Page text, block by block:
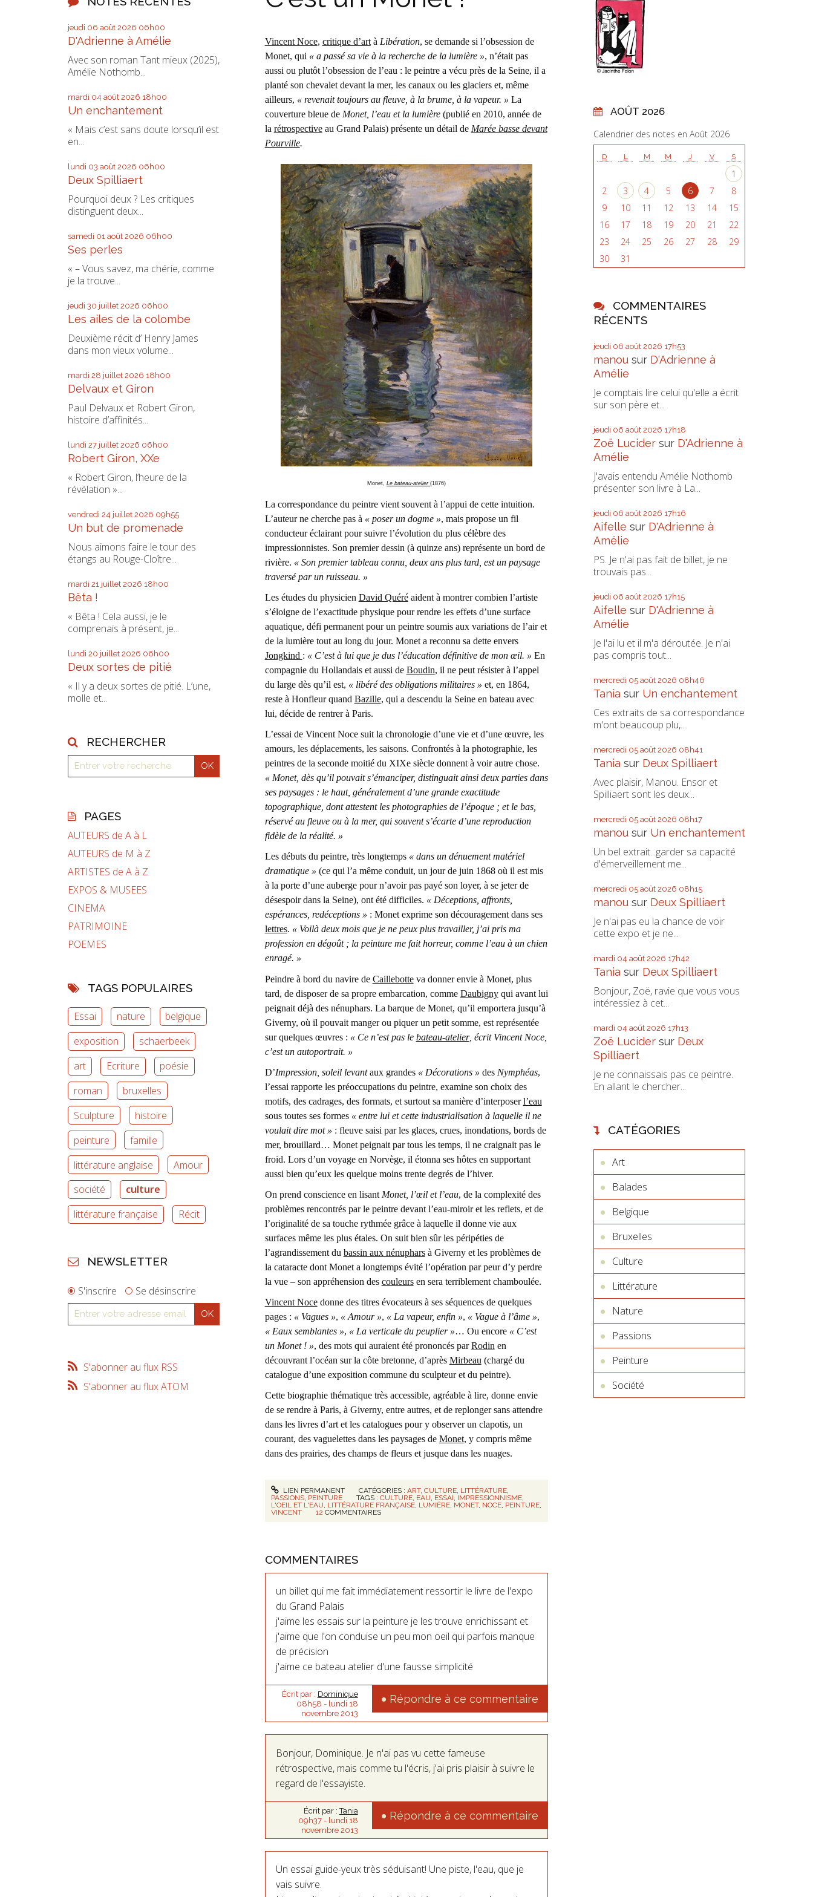
jeudi 06 août 2026 06h00
D'Adrienne à Amélie
Avec son roman Tant mieux (2025),
Amélie Nothomb...
mardi 04 août 2026 18h00
Un enchantement
« Mais c’est sans doute lorsqu’il est
en...
lundi 03 août 2026 06h00
Deux Spilliaert
Pourquoi deux ? Les critiques
distinguent deux...
samedi 01 août 2026 06h00
Ses perles
« – Vous savez, ma chérie, comme
je la trouve...
jeudi 30 juillet 2026 06h00
Les ailes de la colombe
Deuxième récit d’ Henry James
dans mon vieux volume...
mardi 28 juillet 2026 18h00
Delvaux et Giron
Paul Delvaux et Robert Giron,
histoire d’affinités...
lundi 27 juillet 2026 06h00
Robert Giron, XXe
« Robert Giron, l’heure de la
révélation »...
vendredi 24 juillet 2026 09h55
Un but de promenade
Nous aimons faire le tour des
étangs au Rouge-Cloître...
mardi 21 juillet 2026 18h00
Bêta !
« Bêta ! Cela aussi, je le
comprenais à présent, je...
lundi 20 juillet 2026 06h00
Deux sortes de pitié
« Il y a deux sortes de pitié. L’une,
molle et...
RECHERCHER
PAGES
AUTEURS de A à L
AUTEURS de M à Z
ARTISTES de A à Z
EXPOS & MUSEES
CINEMA
PATRIMOINE
POEMES
TAGS POPULAIRES
Essai nature
belgique
exposition
schaerbeek
art
Ecriture
poésie
roman
bruxelles
Sculpture
histoire
peinture
famille
littérature anglaise
Amour
société
culture
littérature française
Récit
NEWSLETTER
S'inscrire Se désinscrire
S'abonner au flux RSS
S'abonner au flux ATOM
Vincent Noce, critique d’artà Libération, se demande si l’obsession de
Monet, qui « a passé sa vie à la recherche de la lumière », n’était pas
aussi ou plutôt l’obsession de l’eau : le peintre a vécu près de la Seine, il a
planté son chevalet devant la mer, les canaux ou les glaciers et, même
ailleurs, « revenait toujours au fleuve, à la brume, à la vapeur. » La
couverture bleue de Monet, l’eau et la lumière(publié en 2010, année de
la rétrospectiveau Grand Palais) présente un détail de Marée basse devant
Pourville.
Monet, Le bateau-atelier (1876)
La correspondance du peintre vient souvent à l’appui de cette intuition.
L’auteur ne cherche pas à « poser un dogme », mais propose un fil
conducteur éclairant pour suivre l’évolution du plus célèbre des
impressionnistes. Son premier dessin (à quinze ans) représente un bord de
rivière. « Son premier tableau connu, deux ans plus tard, est un paysage
traversé par un ruisseau. »
Les études du physicien David Quéréaident à montrer combien l’artiste
s’éloigne de l’exactitude physique pour rendre les effets d’une surface
aquatique, défi permanent pour un peintre soumis aux variations de l’air et
de la lumière tout au long du jour. Monet a reconnu sa dette envers
Jongkind : « C’est à lui que je dus l’éducation définitive de mon œil. » En
compagnie du Hollandais et aussi de Boudin, il ne peut résister à l’appel
du large dès qu’il est, « libéré des obligations militaires » et, en 1864,
reste à Honfleur quand Bazille, qui a descendu la Seine en bateau avec
lui, décide de rentrer à Paris.
L’essai de Vincent Noce suit la chronologie d’une vie et d’une œuvre, les
amours, les déplacements, les saisons. Confrontés à la photographie, les
peintres de la seconde moitié du XIXe siècle donnent à voir autre chose.
« Monet, dès qu’il pouvait s’émanciper, distinguait ainsi deux parties dans
ses paysages : le haut, généralement d’une grande exactitude
topographique, dont attestent les photographies de l’époque ; et le bas,
réservé au fleuve ou à la mer, qui souvent s’écarte d’une reproduction
fidèle de la réalité. »
Les débuts du peintre, très longtemps « dans un dénuement matériel
dramatique » (ce qui l’a même conduit, un jour de juin 1868 où il est mis
à la porte d’une auberge pour n’avoir pas payé son loyer, à se jeter de
désespoir dans la Seine), ont été difficiles. « Déceptions, affronts,
espérances, redéceptions » : Monet exprime son découragement dans ses
lettres. « Voilà deux mois que je ne peux plus travailler, j’ai pris ma
profession en dégoût ; la peinture me fait horreur, comme l’eau à un chien
enragé. »
Peindre à bord du navire de Caillebotteva donner envie à Monet, plus
tard, de disposer de sa propre embarcation, comme Daubignyqui avant lui
peignait déjà des nénuphars. La barque de Monet, qu’il emportera jusqu’à
Giverny, où il pouvait manger ou piquer un petit somme, est représentée
sur quelques œuvres : « Ce n’est pas le bateau-atelier, écrit Vincent Noce,
c’est un autoportrait. »
D’Impression, soleil levantaux grandes « Décorations » des Nymphéas,
l’essai rapporte les préoccupations du peintre, examine son choix des
motifs, des cadrages, des formats, et surtout sa manière d’interposerl’eau
sous toutes ses formes « entre lui et cette industrialisation à laquelle il ne
voulait dire mot » : fleuve saisi par les glaces, crues, inondations, bords de
mer, brouillard… Monet peignait par tous les temps, il ne craignait pas le
froid. Lors d’un voyage en Norvège, il étonna ses hôtes en supportant
aussi bien qu’eux les quelque moins trente degrés de l’hiver.
On prend conscience en lisant Monet, l’œil et l’eau, de la complexité des
problèmes rencontrés par le peintre devant l’eau-miroir et les reflets, et de
l’originalité de sa touche rythmée grâce à laquelle il donne vie aux
surfaces même les plus étales. On suit bien sûr les péripéties de
l’agrandissement du bassin aux nénupharsà Giverny et les problèmes de
la cataracte dont Monet a longtemps évité l’opération par peur d’y perdre
la vue – son appréhension des couleursen sera terriblement chamboulée.
Vincent Nocedonne des titres évocateurs à ses séquences de quelques
pages : « Vagues », « Amour », « La vapeur, enfin », « Vague à l’âme »,
« Eaux semblantes », « La verticale du peuplier »… Ou encore « C’est
un Monet ! », des mots qui auraient été prononcés parRodin en
découvrant l’océan sur la côte bretonne, d’après Mirbeau (chargé du
catalogue d’une exposition commune du sculpteur et du peintre).
Cette biographie thématique très accessible, agréable à lire, donne envie
de se rendre à Paris, à Giverny, entre autres, et de replonger sans attendre
dans les livres d’art et les catalogues pour y observer un clapotis, un
courant, des vaguelettes dans les paysages de Monet, y compris même
dans des prairies, des champs de fleurs et jusque dans les nuages.
LIEN PERMANENT CATÉGORIES :ART,CULTURE, LITTÉRATURE,
PASSIONS, PEINTURE TAGS : CULTURE, EAU, ESSAI, IMPRESSIONNISME,
L'OEIL ET L'EAU, LITTÉRATURE FRANÇAISE, LUMIÈRE, MONET, NOCE, PEINTURE,
VINCENT
12 COMMENTAIRES
COMMENTAIRES
un billet qui me fait immédiatement ressortir le livre de l'expo
du Grand Palais
j'aime les essais sur la peinture je les trouve enrichissant et
j'aime que l'on conduise un peu mon oeil qui parfois manque
de précision
j'aime ce bateau atelier d'une fausse simplicité
Écrit par : Dominique
08h58 - lundi 18
novembre 2013
Répondre à ce commentaire
Bonjour, Dominique. Je n'ai pas vu cette fameuse
rétrospective, mais comme tu l'écris, j'ai pris plaisir à suivre le
regard de l'essayiste.
Écrit par :Tania
09h37- lundi 18
novembre 2013
Répondre à ce commentaire
Un essai guide-yeux très séduisant! Une piste, l'eau, que je
vais suivre.
AOÛT 2026
Calendrier des notes en Août 2026
D L M M J V S
1
2
3 4 5 6 7
8
9
10 11 12 13 14
15
16
17 18 19 20 21
22
23
24 25 26 27 28
29
30
31
COMMENTAIRES
RÉCENTS
jeudi 06 août 2026 17h53
manousur D'Adrienne à
Amélie
Je comptais lire celui qu'elle a écrit
sur son père et...
jeudi 06 août 2026 17h18
Zoë Lucidersur D'Adrienne à
Amélie
J'avais entendu Amélie Nothomb
présenter son livre à La...
jeudi 06 août 2026 17h16
Aifelle sur D'Adrienne à
Amélie
PS. Je n'ai pas fait de billet, je ne
trouvais pas...
jeudi 06 août 2026 17h15
Aifelle sur D'Adrienne à
Amélie
Je l'ai lu et il m'a déroutée. Je n'ai
pas compris tout...
mercredi 05 août 2026 08h46
Tania sur Un enchantement
Ces extraits de sa correspondance
m'ont beaucoup plu,...
mercredi 05 août 2026 08h41
Tania sur Deux Spilliaert
Avec plaisir, Manou. Ensor et
Spilliaert sont les deux...
mercredi 05 août 2026 08h17
manousur Un enchantement
Un bel extrait...garder sa capacité
d'émerveillement me...
mercredi 05 août 2026 08h15
manousur Deux Spilliaert
Je n'ai pas eu la chance de voir
cette expo et je ne...
mardi 04 août 2026 17h42
Tania sur Deux Spilliaert
Bonjour, Zoë, ravie que vous vous
intéressiez à cet...
mardi 04 août 2026 17h13
Zoë Lucidersur Deux
Spilliaert
Je ne connaissais pas ce peintre.
En allant le chercher...
CATÉGORIES
Art
Balades
Belgique
Bruxelles
Culture
Littérature
Nature
Passions
Peinture
Société